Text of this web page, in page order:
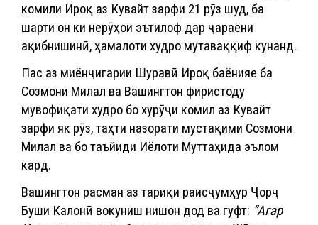
комили Ироқ аз Кувайт зарфи 21 рӯз шуд, ба
шарти он ки нерӯҳои эътилоф дар ҷараёни
ақибнишинӣ, ҳамалоти худро мутаваққиф кунанд.
Пас аз миёнҷигарии Шуравӣ Ироқ баёнияе ба
Созмони Милал ва Вашингтон фиристоду
мувофиқати худро бо хурӯҷи комил аз Кувайт
зарфи як рӯз, таҳти назорати мустақими Созмони
Милал ва бо таъйиди Иёлоти Муттаҳида эълом
кард.
Вашингтон расман аз тариқи раисҷумҳур Ҷорҷ
Буши Калонӣ вокуниш нишон дод ва гуфт: “Агар